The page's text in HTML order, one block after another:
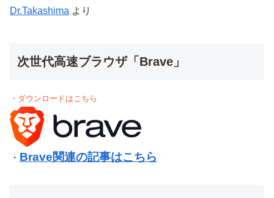
Dr.Takashima より
次世代高速ブラウザ「Brave」
・ダウンロードはこちら
・ Brave関連の記事はこちら